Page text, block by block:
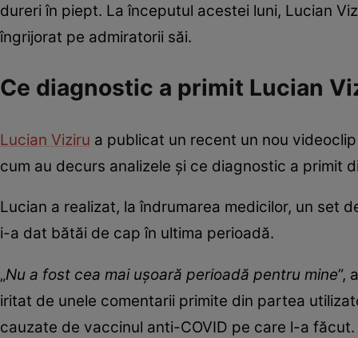
dureri în piept. La începutul acestei luni, Lucian
îngrijorat pe admiratorii săi.
Ce diagnostic a primit Lucian
Lucian Viziru a publicat un recent un nou
cum au decurs analizele și ce diagnostic a primit
Lucian a realizat, la îndrumarea medicilor, un set
i-a dat bătăi de cap în ultima perioadă.
„Nu a fost cea mai ușoară perioadă pentru mine”,
iritat de unele comentarii primite din partea
cauzate de vaccinul anti-COVID pe care l-a făcut.